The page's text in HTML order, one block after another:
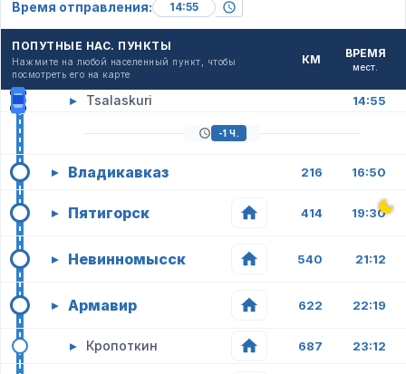
Время отправления:
ПОПУТНЫЕ НАС. ПУНКТЫ
Нажмите на любой населенный пункт, чтобы
посмотреть его на карте
КМ ВРЕМЯ
мест.
▸ Tsalaskuri 14:55
-1 Ч.
▸ Владикавказ 216 16:50
▸ Пятигорск 414 19:30
▸ Невинномысск 540 21:12
▸ Армавир 622 22:19
▸ Кропоткин 687 23:12